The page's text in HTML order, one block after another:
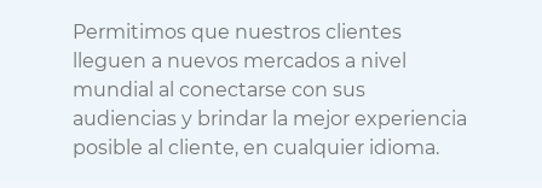
Permitimos que nuestros clientes
lleguen a nuevos mercados a nivel
mundial al conectarse con sus
audiencias y brindar la mejor experiencia
posible al cliente, en cualquier idioma.